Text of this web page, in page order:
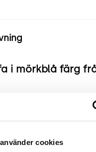
cookies
i mörkblå färg
nozagfjädring.